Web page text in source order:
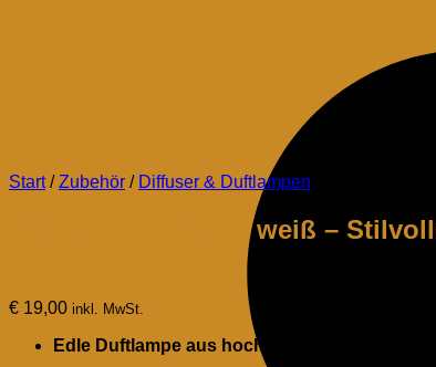
Start / Zubehör / Diffuser & Duftlampen
Duftlampe Keramik weiß –
€ 19,00 inkl. MwSt.
Edle Duftlampe aus hochwertiger Keramik